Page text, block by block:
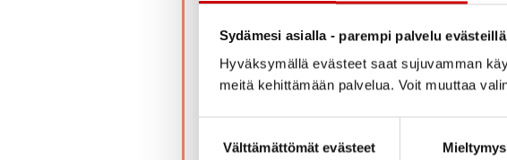
Sydämesi asialla - parempi palvelu evästeillä
Hyväksymällä evästeet saat sujuvamman
meitä kehittämään palvelua. Voit muuttaa
Välttämättömät evästeet